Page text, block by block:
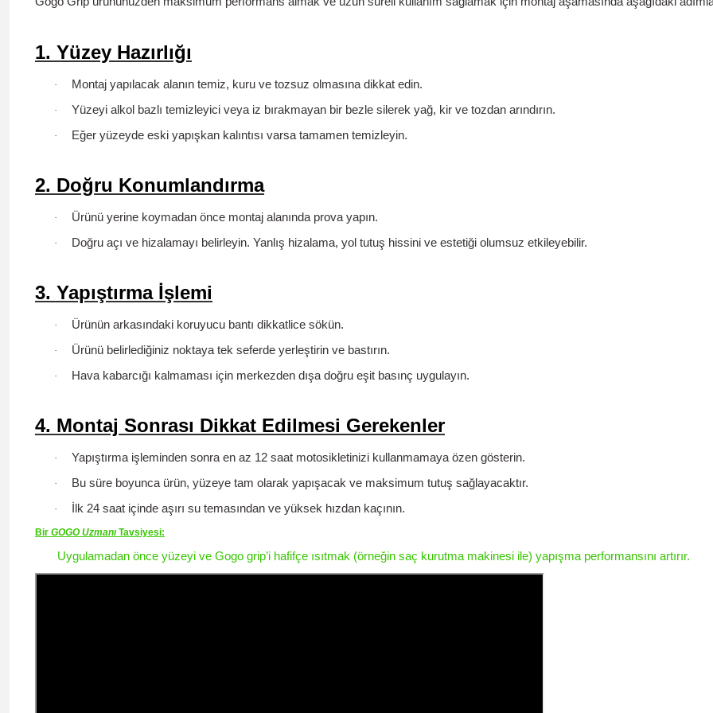
1. Yüzey Hazırlığı
· Montaj yapılacak alanın temiz, kuru ve tozsuz olmasına dikkat edin.
· Yüzeyi alkol bazlı temizleyici veya iz bırakmayan bir bezle silerek yağ, kir ve tozdan arındırın.
· Eğer yüzeyde eski yapışkan kalıntısı varsa tamamen temizleyin.
2. Doğru Konumlandırma
· Ürünü yerine koymadan önce montaj alanında prova yapın.
· Doğru açı ve hizalamayı belirleyin. Yanlış hizalama, yol tutuş hissini ve estetiği olumsuz etkileyebilir.
3. Yapıştırma İşlemi
· Ürünün arkasındaki koruyucu bantı dikkatlice sökün.
· Ürünü belirlediğiniz noktaya tek seferde yerleştirin ve bastırın.
· Hava kabarcığı kalmaması için merkezden dışa doğru eşit basınç uygulayın.
4. Montaj Sonrası Dikkat Edilmesi Gerekenler
· Yapıştırma işleminden sonra en az 12 saat motosikletinizi kullanmamaya özen gösterin.
· Bu süre boyunca ürün, yüzeye tam olarak yapışacak ve maksimum tutuş sağlayacaktır.
· İlk 24 saat içinde aşırı su temasından ve yüksek hızdan kaçının.
Bir GOGO Uzmanı Tavsiyesi:
Uygulamadan önce yüzeyi ve Gogo grip’i hafifçe ısıtmak (örneğin saç kurutma makinesi ile) yapışma performansını artırır.